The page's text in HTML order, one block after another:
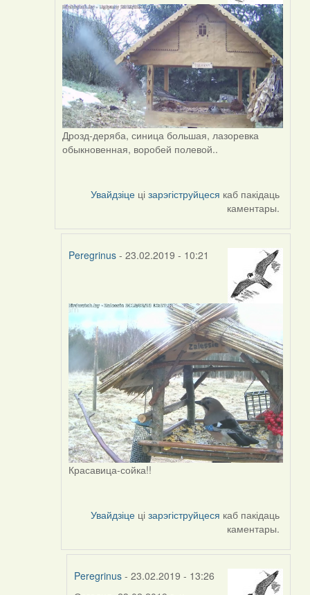
to
by
Peregrinus
Дрозд-деряба, синица большая, лазоревка
обыкновенная, воробей полевой..
Увайдзіце цізарэгіструйцеся каб пакідаць
каментары.
Peregrinus- 23.02.2019 - 10:21
to
by
Peregrinus
Красавица-сойка!!
Увайдзіце цізарэгіструйцеся каб пакідаць
каментары.
Peregrinus- 23.02.2019 - 13:26